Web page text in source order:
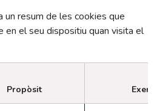
un resum de les cookies que
en el seu dispositiu quan visita el
Propòsit